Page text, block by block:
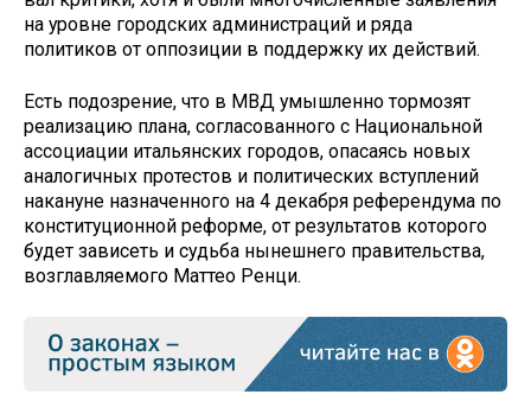
на уровне городских администраций и ряда
политиков от оппозиции в поддержку их действий.
Есть подозрение, что в МВД умышленно тормозят
реализацию плана, согласованного с Национальной
ассоциации итальянских городов, опасаясь новых
аналогичных протестов и политических вступлений
накануне назначенного на 4 декабря референдума по
конституционной реформе, от результатов которого
будет зависеть и судьба нынешнего правительства,
возглавляемого Маттео Ренци.